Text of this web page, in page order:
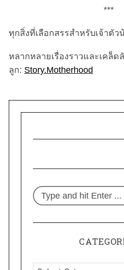
***
ทุกสิ่งที่เลือกสรรสำหรับเจ้าตัว
หลากหลายเรื่องราวและเคล็ด
ลูก: Story.Motherhood
S
e